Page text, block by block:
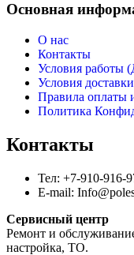
Основная
О нас
Контакты
Условия работы
Условия доставки
Правила оплаты
Политика
Контакты
Тел: +7-910-916-
E-mail:
Сервисный центр
Ремонт и
настройка, ТО.